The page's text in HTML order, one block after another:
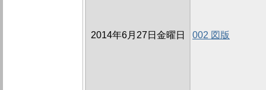
2014年6月27日金曜日 002 図版